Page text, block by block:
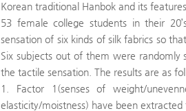
Korean traditional Hanbok and its features.
53 female college students in their
sensation of six kinds of silk fabrics so
Six subjects out of them were randomly
the tactile sensation. The results are as
1. Factor 1(senses of weight/
elasticity/moistness) have been extracted